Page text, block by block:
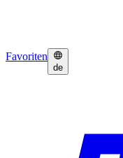
Favoriten
de